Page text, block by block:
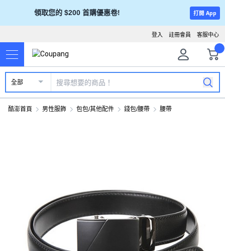
領取您的 $200 首購優惠卷! 打開 App
客服中心
註冊會員
登入
全部
酷澎首頁 男性服飾 包包/其他配件 錢包/腰帶 腰帶